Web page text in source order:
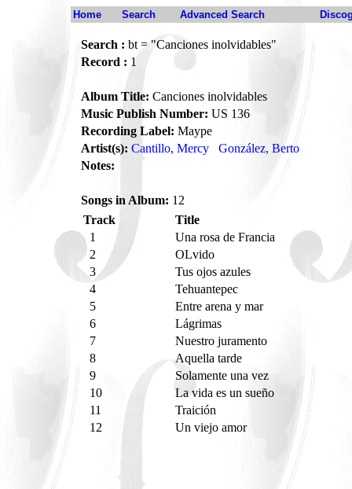
Home Search Advanced Search
Search : bt = "Canciones inolvidables"
Record : 1
Album Title: Canciones inolvidables
Music Publish Number: US 136
Recording Label: Maype
Artist(s): Cantillo, Mercy
González, Berto
Notes:
Songs in Album: 12
Track
Title
1
Una rosa de Francia
2
OLvido
3
Tus ojos azules
4
Tehuantepec
5
Entre arena y mar
6
Lágrimas
7
Nuestro juramento
8
Aquella tarde
9
Solamente una vez
10
La vida es un sueño
11
Traición
12
Un viejo amor